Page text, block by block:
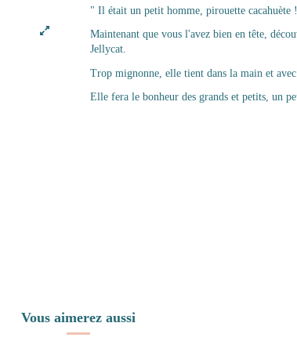
" Il était un petit homme, pirouette cacahuète
Maintenant que vous l'avez bien en tête,
Jellycat.
Trop mignonne, elle tient dans la main et
Elle fera le bonheur des grands et petits, un
Vous aimerez aussi